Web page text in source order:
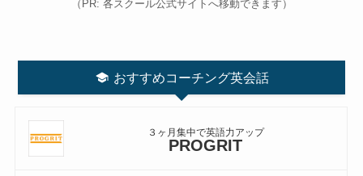
（PR: 各スクール公式サイトへ移動できます）
おすすめコーチング英会話
３ヶ月集中で英語力アップ
PROGRIT